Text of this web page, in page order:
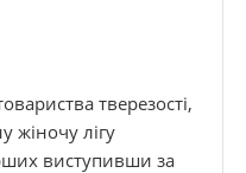
тверезості,
жіночу лігу
виступивши за